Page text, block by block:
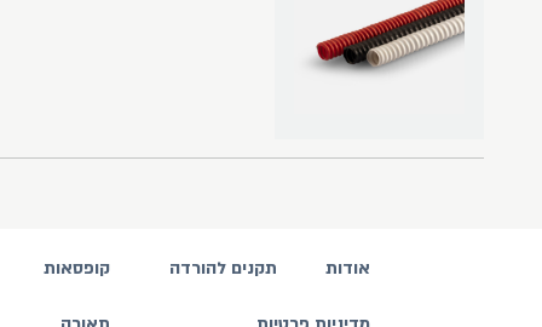
אודות תקנים להורדה קופסאות